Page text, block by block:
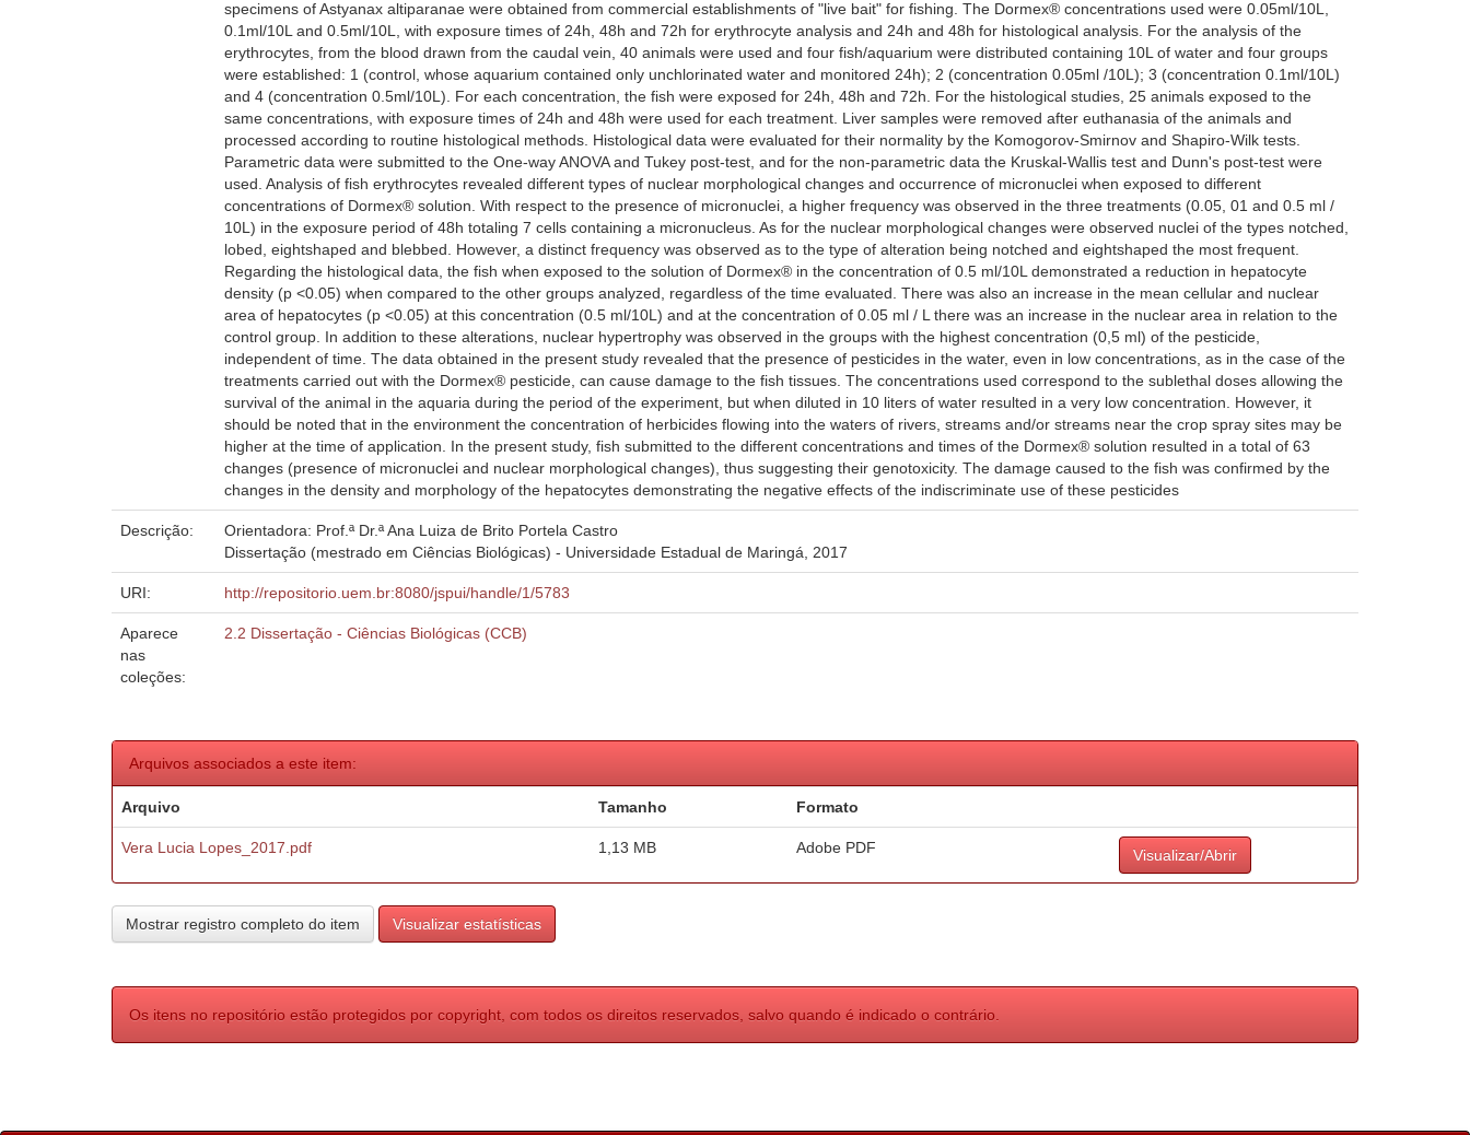
specimens of Astyanax altiparanae were obtained from commercial establishments of "live bait" for fishing. The Dormex® concentrations used were 0.05ml/10L,
0.1ml/10L and 0.5ml/10L, with exposure times of 24h, 48h and 72h for erythrocyte analysis and 24h and 48h for histological analysis. For the analysis of the
erythrocytes, from the blood drawn from the caudal vein, 40 animals were used and four fish/aquarium were distributed containing 10L of water and four groups
were established: 1 (control, whose aquarium contained only unchlorinated water and monitored 24h); 2 (concentration 0.05ml /10L); 3 (concentration 0.1ml/10L)
and 4 (concentration 0.5ml/10L). For each concentration, the fish were exposed for 24h, 48h and 72h. For the histological studies, 25 animals exposed to the
same concentrations, with exposure times of 24h and 48h were used for each treatment. Liver samples were removed after euthanasia of the animals and
processed according to routine histological methods. Histological data were evaluated for their normality by the Komogorov-Smirnov and Shapiro-Wilk tests.
Parametric data were submitted to the One-way ANOVA and Tukey post-test, and for the non-parametric data the Kruskal-Wallis test and Dunn's post-test were
used. Analysis of fish erythrocytes revealed different types of nuclear morphological changes and occurrence of micronuclei when exposed to different
concentrations of Dormex® solution. With respect to the presence of micronuclei, a higher frequency was observed in the three treatments (0.05, 01 and 0.5 ml /
10L) in the exposure period of 48h totaling 7 cells containing a micronucleus. As for the nuclear morphological changes were observed nuclei of the types notched,
lobed, eightshaped and blebbed. However, a distinct frequency was observed as to the type of alteration being notched and eightshaped the most frequent.
Regarding the histological data, the fish when exposed to the solution of Dormex® in the concentration of 0.5 ml/10L demonstrated a reduction in hepatocyte
density (p <0.05) when compared to the other groups analyzed, regardless of the time evaluated. There was also an increase in the mean cellular and nuclear
area of hepatocytes (p <0.05) at this concentration (0.5 ml/10L) and at the concentration of 0.05 ml / L there was an increase in the nuclear area in relation to the
control group. In addition to these alterations, nuclear hypertrophy was observed in the groups with the highest concentration (0,5 ml) of the pesticide,
independent of time. The data obtained in the present study revealed that the presence of pesticides in the water, even in low concentrations, as in the case of the
treatments carried out with the Dormex® pesticide, can cause damage to the fish tissues. The concentrations used correspond to the sublethal doses allowing the
survival of the animal in the aquaria during the period of the experiment, but when diluted in 10 liters of water resulted in a very low concentration. However, it
should be noted that in the environment the concentration of herbicides flowing into the waters of rivers, streams and/or streams near the crop spray sites may be
higher at the time of application. In the present study, fish submitted to the different concentrations and times of the Dormex® solution resulted in a total of 63
changes (presence of micronuclei and nuclear morphological changes), thus suggesting their genotoxicity. The damage caused to the fish was confirmed by the
changes in the density and morphology of the hepatocytes demonstrating the negative effects of the indiscriminate use of these pesticides
Descrição:
Orientadora: Prof.ª Dr.ª Ana Luiza de Brito Portela Castro
Dissertação (mestrado em Ciências Biológicas) - Universidade Estadual de Maringá, 2017
URI: http://repositorio.uem.br:8080/jspui/handle/1/5783
Aparece
nas
coleções:
2.2 Dissertação - Ciências Biológicas (CCB)
Arquivos associados a este item:
Arquivo Tamanho Formato
Vera Lucia Lopes_2017.pdf 1,13 MB Adobe PDF Visualizar/Abrir
Mostrar registro completo do item Visualizar estatísticas
Os itens no repositório estão protegidos por copyright, com todos os direitos reservados, salvo quando é indicado o contrário.